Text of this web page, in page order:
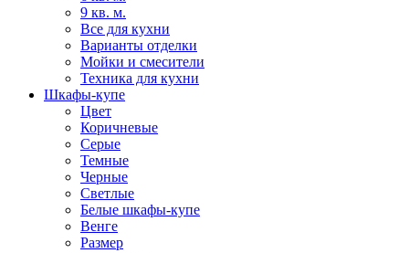
9 кв. м.
Все для кухни
Варианты отделки
Мойки и смесители
Техника для кухни
Шкафы-купе
Цвет
Коричневые
Серые
Темные
Черные
Светлые
Белые шкафы-купе
Венге
Размер